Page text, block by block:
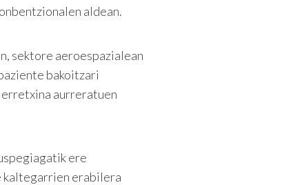
aldean.
sektore aeroespazialean
bakoitzari
aurreratuen
ere
kaltegarrien erabilera